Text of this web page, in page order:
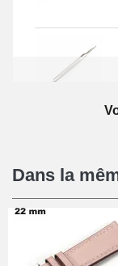
Dans la